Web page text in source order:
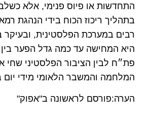
התחדשות או פיוס פנימי, אלא
בתהליך ריכוז הכוח בידי הנהגת
רבים במערכת הפלסטינית, ובעיקר
היא המחישה עד כמה גדל הפער
פת״ח לבין הציבור הפלסטיני שחי
המלחמה והמשבר הלאומי מידי יום
הערה:פורסם לראשונה ב"אפוק"